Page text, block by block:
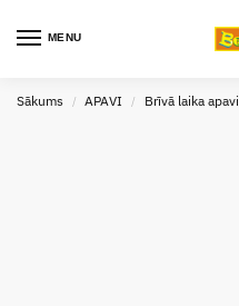
MENU
Sākums / APAVI / Brīvā laika apavi